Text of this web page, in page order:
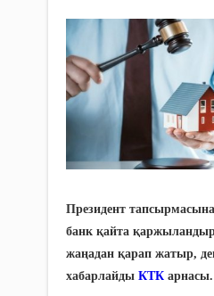
Президент
банк қайта
жаңадан қарап жатыр,
хабарлайды КТК арнасы.